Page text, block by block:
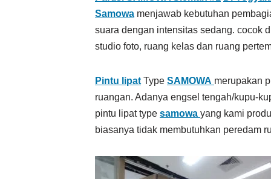
Samowa menjawab kebutuhan
suara dengan intensitas sedang. cocok
studio foto, ruang kelas dan ruang
Pintu lipat Type SAMOWA merupakan
ruangan. Adanya engsel tengah/kupu-
pintu lipat type samowa yang kami
biasanya tidak membutuhkan peredam